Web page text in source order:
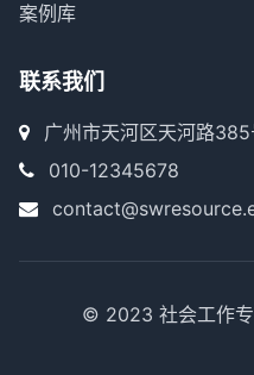
案例库
联系我们
广州市天河区天河路385
010-12345678
© 2023 社会工作